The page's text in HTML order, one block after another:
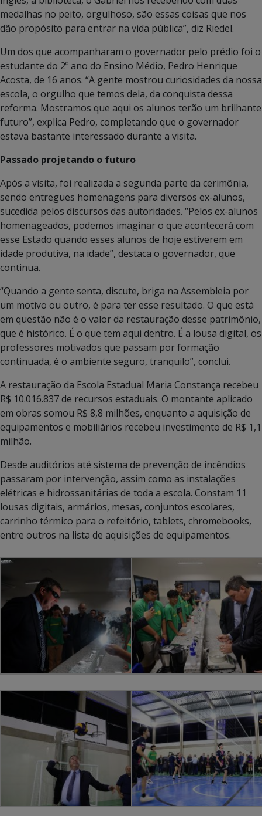
medalhas no peito, orgulhoso, são essas coisas que nos
dão propósito para entrar na vida pública”, diz Riedel.
Um dos que acompanharam o governador pelo prédio foi o
estudante do 2º ano do Ensino Médio, Pedro Henrique
Acosta, de 16 anos. “A gente mostrou curiosidades da nossa
escola, o orgulho que temos dela, da conquista dessa
reforma. Mostramos que aqui os alunos terão um brilhante
futuro”, explica Pedro, completando que o governador
estava bastante interessado durante a visita.
Passado projetando o futuro
Após a visita, foi realizada a segunda parte da cerimônia,
sendo entregues homenagens para diversos ex-alunos,
sucedida pelos discursos das autoridades. “Pelos ex-alunos
homenageados, podemos imaginar o que acontecerá com
esse Estado quando esses alunos de hoje estiverem em
idade produtiva, na idade”, destaca o governador, que
continua.
“Quando a gente senta, discute, briga na Assembleia por
um motivo ou outro, é para ter esse resultado. O que está
em questão não é o valor da restauração desse patrimônio,
que é histórico. É o que tem aqui dentro. É a lousa digital, os
professores motivados que passam por formação
continuada, é o ambiente seguro, tranquilo”, conclui.
A restauração da Escola Estadual Maria Constança recebeu
R$ 10.016.837 de recursos estaduais. O montante aplicado
em obras somou R$ 8,8 milhões, enquanto a aquisição de
equipamentos e mobiliários recebeu investimento de R$ 1,1
milhão.
Desde auditórios até sistema de prevenção de incêndios
passaram por intervenção, assim como as instalações
elétricas e hidrossanitárias de toda a escola. Constam 11
lousas digitais, armários, mesas, conjuntos escolares,
carrinho térmico para o refeitório, tablets, chromebooks,
entre outros na lista de aquisições de equipamentos.